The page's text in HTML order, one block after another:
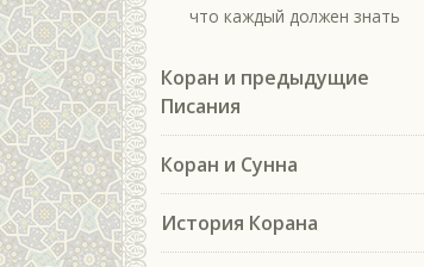
что каждый должен знать
Коран и предыдущие
Писания
Коран и Сунна
История Корана